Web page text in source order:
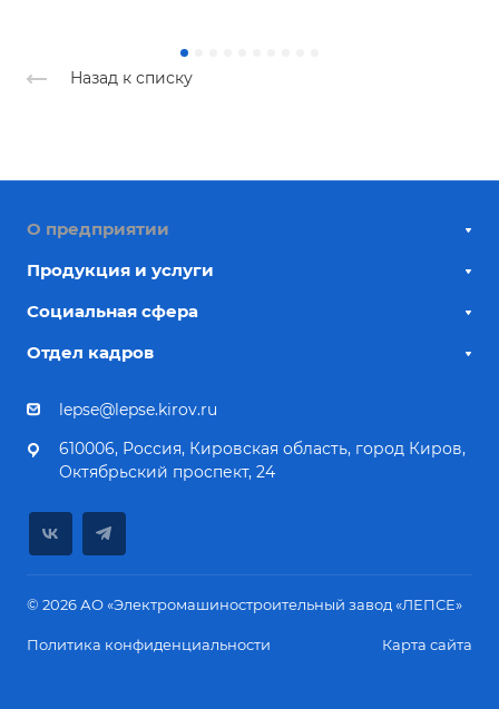
Назад к списку
О предприятии
Продукция и услуги
Социальная сфера
Отдел кадров
lepse@lepse.kirov.ru
610006, Россия, Кировская область, город Киров,
Октябрьский проспект, 24
© 2026 АО «Электромашиностроительный завод «ЛЕПСЕ»
Политика конфиденциальности Карта сайта